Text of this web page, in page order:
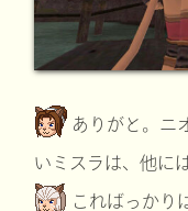
ありがと。ニ
いミスラは、他に
こればっかり